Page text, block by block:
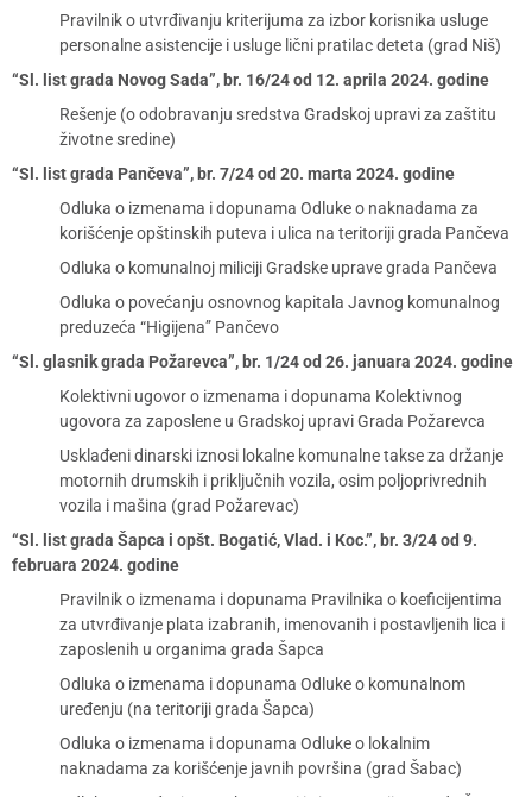
Pravilnik o utvrđivanju kriterijuma za izbor korisnika usluge
personalne asistencije i usluge lični pratilac deteta (grad Niš)
“Sl. list grada Novog Sada”, br. 16/24 od 12. aprila 2024. godine
Rešenje (o odobravanju sredstva Gradskoj upravi za zaštitu
životne sredine)
“Sl. list grada Pančeva”, br. 7/24 od 20. marta 2024. godine
Odluka o izmenama i dopunama Odluke o naknadama za
korišćenje opštinskih puteva i ulica na teritoriji grada Pančeva
Odluka o komunalnoj miliciji Gradske uprave grada Pančeva
Odluka o povećanju osnovnog kapitala Javnog komunalnog
preduzeća “Higijena” Pančevo
“Sl. glasnik grada Požarevca”, br. 1/24 od 26. januara 2024. godine
Kolektivni ugovor o izmenama i dopunama Kolektivnog
ugovora za zaposlene u Gradskoj upravi Grada Požarevca
Usklađeni dinarski iznosi lokalne komunalne takse za držanje
motornih drumskih i priključnih vozila, osim poljoprivrednih
vozila i mašina (grad Požarevac)
“Sl. list grada Šapca i opšt. Bogatić, Vlad. i Koc.”, br. 3/24 od 9.
februara 2024. godine
Pravilnik o izmenama i dopunama Pravilnika o koeficijentima
za utvrđivanje plata izabranih, imenovanih i postavljenih lica i
zaposlenih u organima grada Šapca
Odluka o izmenama i dopunama Odluke o komunalnom
uređenju (na teritoriji grada Šapca)
Odluka o izmenama i dopunama Odluke o lokalnim
naknadama za korišćenje javnih površina (grad Šabac)